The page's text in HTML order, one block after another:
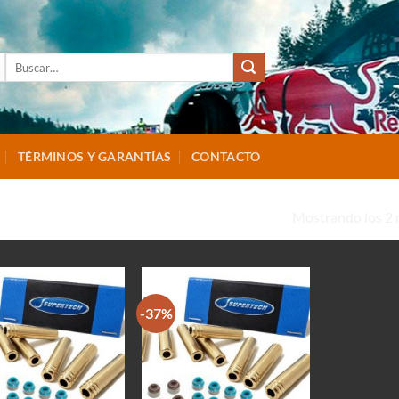
TÉRMINOS Y GARANTÍAS CONTACTO
-37%